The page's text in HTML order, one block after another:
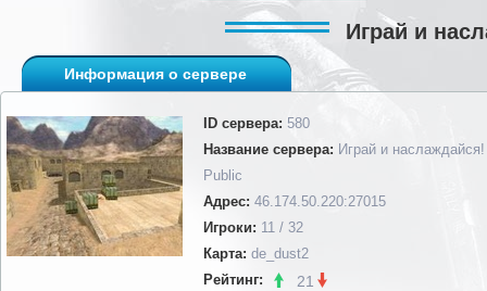
Играй и
Информация о сервере
ID сервера: 580
Название сервера: Играй и
Public
Адрес: 46.174.50.220:27015
Игроки: 11 / 32
Карта: de_dust2
Рейтинг:
21